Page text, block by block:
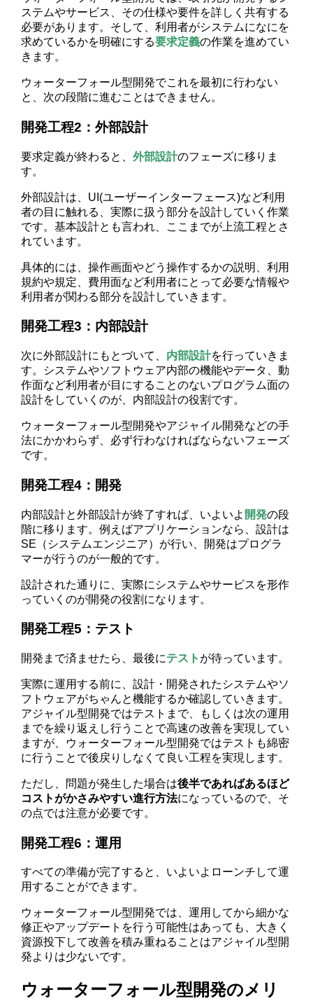
ステムやサービス、その仕様や要件を詳しく共有する
必要があります。そして、利用者がシステムになにを
求めているかを明確にする要求定義の作業を進めてい
きます。
ウォーターフォール型開発でこれを最初に行わない
と、次の段階に進むことはできません。
開発工程2：外部設計
要求定義が終わると、外部設計のフェーズに移りま
す。
外部設計は、UI(ユーザーインターフェース)など利用
者の目に触れる、実際に扱う部分を設計していく作業
です。基本設計とも言われ、ここまでが上流工程とさ
れています。
具体的には、操作画面やどう操作するかの説明、利用
規約や規定、費用面など利用者にとって必要な情報や
利用者が関わる部分を設計していきます。
開発工程3：内部設計
次に外部設計にもとづいて、 内部設計を行っていきま
す。システムやソフトウェア内部の機能やデータ、動
作面など利用者が目にすることのないプログラム面の
設計をしていくのが、内部設計の役割です。
ウォーターフォール型開発やアジャイル開発などの手
法にかかわらず、必ず行わなければならないフェーズ
です。
開発工程4：開発
内部設計と外部設計が終了すれば、いよいよ 開発の段
階に移ります。例えばアプリケーションなら、設計は
SE（システムエンジニア）が行い、開発はプログラ
マーが行うのが一般的です。
設計された通りに、実際にシステムやサービスを形作
っていくのが開発の役割になります。
開発工程5：テスト
開発まで済ませたら、最後にテスト が待っています。
実際に運用する前に、設計・開発されたシステムやソ
フトウェアがちゃんと機能するか確認していきます。
アジャイル型開発ではテストまで、もしくは次の運用
までを繰り返えし行うことで高速の改善を実現してい
ますが、ウォーターフォール型開発ではテストも綿密
に行うことで後戻りしなくて良い工程を実現します。
ただし、問題が発生した場合は後半であればあるほど
コストがかさみやすい進行方法になっているので、そ
の点では注意が必要です。
開発工程6：運用
すべての準備が完了すると、いよいよローンチして運
用することができます。
ウォーターフォール型開発では、運用してから細かな
修正やアップデートを行う可能性はあっても、大きく
資源投下して改善を積み重ねることはアジャイル型開
発よりは少ないです。
ウォーターフォール型開発のメリ